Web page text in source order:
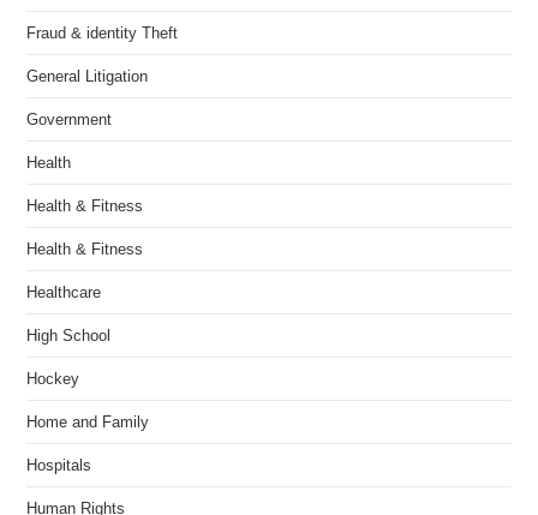
Fraud & identity Theft
General Litigation
Government
Health
Health & Fitness
Health & Fitness
Healthcare
High School
Hockey
Home and Family
Hospitals
Human Rights